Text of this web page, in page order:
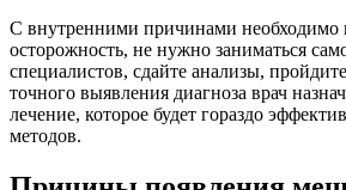
С внутренними причинами необходимо
осторожность, не нужно заниматься
специалистов, сдайте анализы,
точного выявления диагноза врач
лечение, которое будет гораздо
методов.